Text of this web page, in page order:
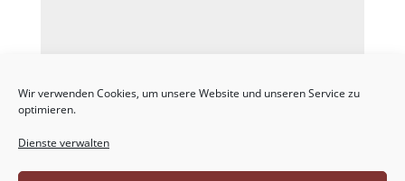
Wir verwenden Cookies, um unsere Website und unseren Service zu
optimieren.
Dienste verwalten